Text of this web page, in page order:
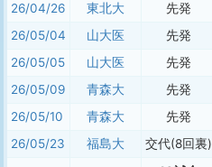
26/04/26
東北大 先発
26/05/04
山大医 先発
26/05/05
山大医 先発
26/05/09
青森大 先発
26/05/10
青森大 先発
26/05/23
福島大 交代(8回裏)